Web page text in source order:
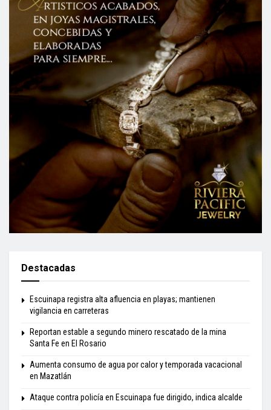
Destacadas
Escuinapa registra alta afluencia en playas; mantienen
vigilancia en carreteras
Reportan estable a segundo minero rescatado de la mina
Santa Fe en El Rosario
Aumenta consumo de agua por calor y temporada vacacional
en Mazatlán
Ataque contra policía en Escuinapa fue dirigido, indica alcalde